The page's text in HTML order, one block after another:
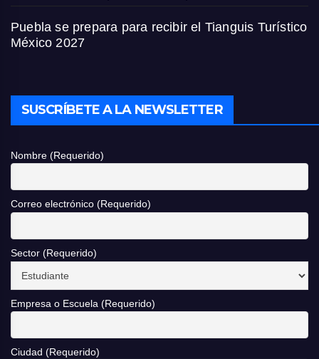
Puebla se prepara para recibir el Tianguis Turístico
México 2027
SUSCRÍBETE A LA NEWSLETTER
Nombre (Requerido)
Correo electrónico (Requerido)
Sector (Requerido)
Empresa o Escuela (Requerido)
Ciudad (Requerido)